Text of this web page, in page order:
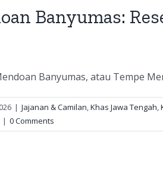
Banyumas:
Banyumas, atau Tempe
| Jajanan & Camilan,Khas Jawa Tengah,
| 0 Comments